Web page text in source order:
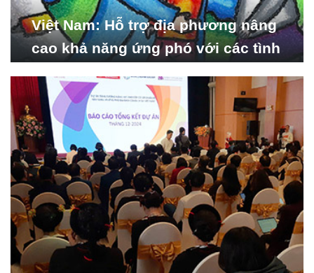
Việt Nam: Hỗ trợ địa phương nâng
cao khả năng ứng phó với các tình